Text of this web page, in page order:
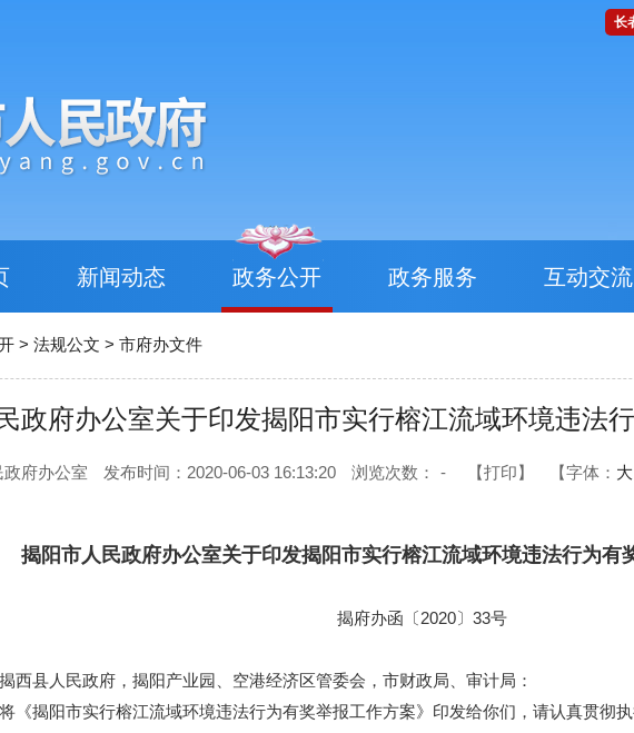
长
新闻动态 政务公开 政务服务 互动交流
> 法规公文 > 市府办文件
政府办公室关于印发揭阳市实行榕江流域环境违法
府办公室 发布时间：2020-06-03 16:13:20 浏览次数： - 【打印】 【字体： 大
揭阳市人民政府办公室关于印发揭阳市实行榕江流域环境违法行为有
揭府办函〔2020〕33号
西县人民政府，揭阳产业园、空港经济区管委会，市财政局、审计局：
揭阳市实行榕江流域环境违法行为有奖举报工作方案》印发给你们，请认真贯彻